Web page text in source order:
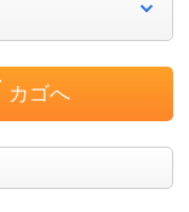
カゴへ